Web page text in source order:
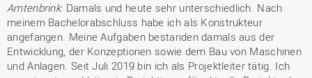
Amtenbrink: Damals und heute sehr unterschiedlich. Nach
meinem Bachelorabschluss habe ich als Konstrukteur
angefangen. Meine Aufgaben bestanden damals aus der
Entwicklung, der Konzeptionen sowie dem Bau von Maschinen
und Anlagen. Seit Juli 2019 bin ich als Projektleiter tätig. Ich